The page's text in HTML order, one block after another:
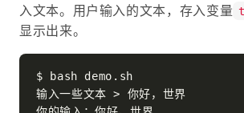
入文本。用户输入的文本，存入变量
显示出来。
$ bash demo.sh
输入一些文本 > 你好，世界